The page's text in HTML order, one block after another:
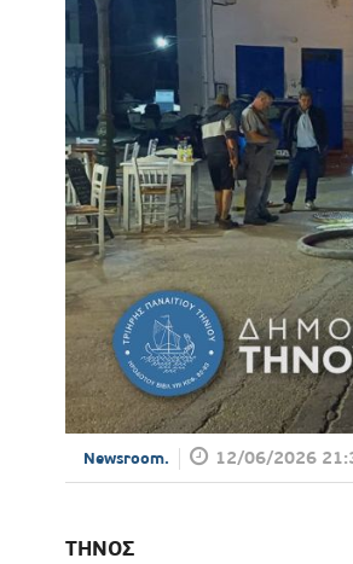
Newsroom. 12/06/2026
ΤΗΝΟΣ